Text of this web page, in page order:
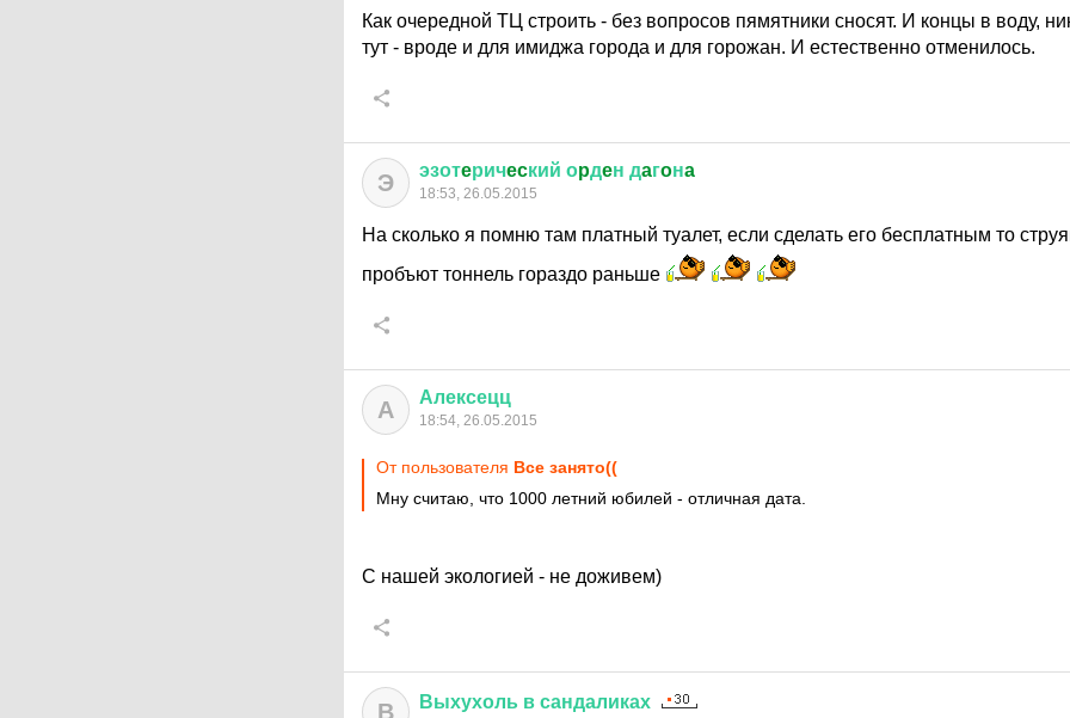
Как очередной ТЦ строить - без вопросов пямятники сносят. И концы в воду,
тут - вроде и для имиджа города и для горожан. И естественно отменилось.
Э эзотeричecкий оpдeн дaгoнa
18:53, 26.05.2015
На сколько я помню там платный туалет, если сделать его бесплатным то
пробъют тоннель гораздо раньше
А Алексецц
18:54, 26.05.2015
От пользователя Все занято((
Мну считаю, что 1000 летний юбилей - отличная дата.
С нашей экологией - не доживем)
В Выхухоль в сандаликах